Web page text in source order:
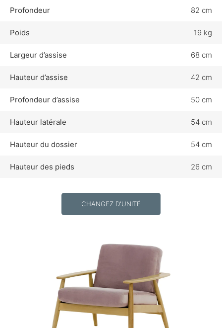
Profondeur 82 cm
Poids 19 kg
Largeur d’assise 68 cm
Hauteur d’assise 42 cm
Profondeur d’assise 50 cm
Hauteur latérale 54 cm
Hauteur du dossier 54 cm
Hauteur des pieds 26 cm
CHANGEZ D'UNITÉ